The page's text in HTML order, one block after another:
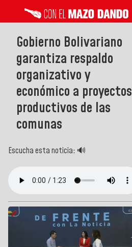
Gobierno Bolivariano
garantiza respaldo
organizativo y
económico a proyectos
productivos de las
comunas
Escucha esta noticia: 🔊